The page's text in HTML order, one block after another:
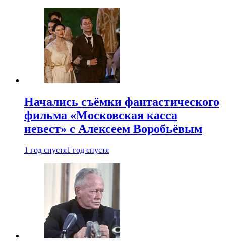
Начались съёмки фантастического
фильма «Московская касса
невест» с Алексеем Воробьёвым
1 год спустя1 год спустя